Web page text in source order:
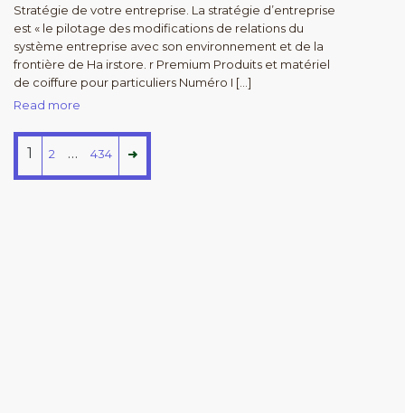
Stratégie de votre entreprise. La stratégie d’entreprise
est « le pilotage des modifications de relations du
système entreprise avec son environnement et de la
frontière de Ha irstore. r Premium Produits et matériel
de coiffure pour particuliers Numéro I […]
Read more
1 2 … 434